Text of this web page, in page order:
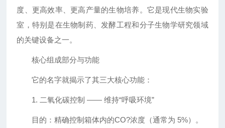
度、更高效率、更高产量的生物培养。它是现代生物实验
室，特别是在生物制药、发酵工程和分子生物学研究领域
的关键设备之一。
核心组成部分与功能
它的名字就揭示了其三大核心功能：
1. 二氧化碳控制 —— 维持“呼吸环境”
目的：精确控制箱体内的CO?浓度（通常为 5%）。